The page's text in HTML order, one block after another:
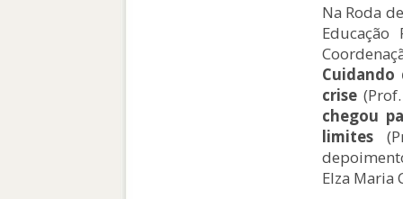
Na Roda
Cuidando
crise
chegou
limites
Elza Maria